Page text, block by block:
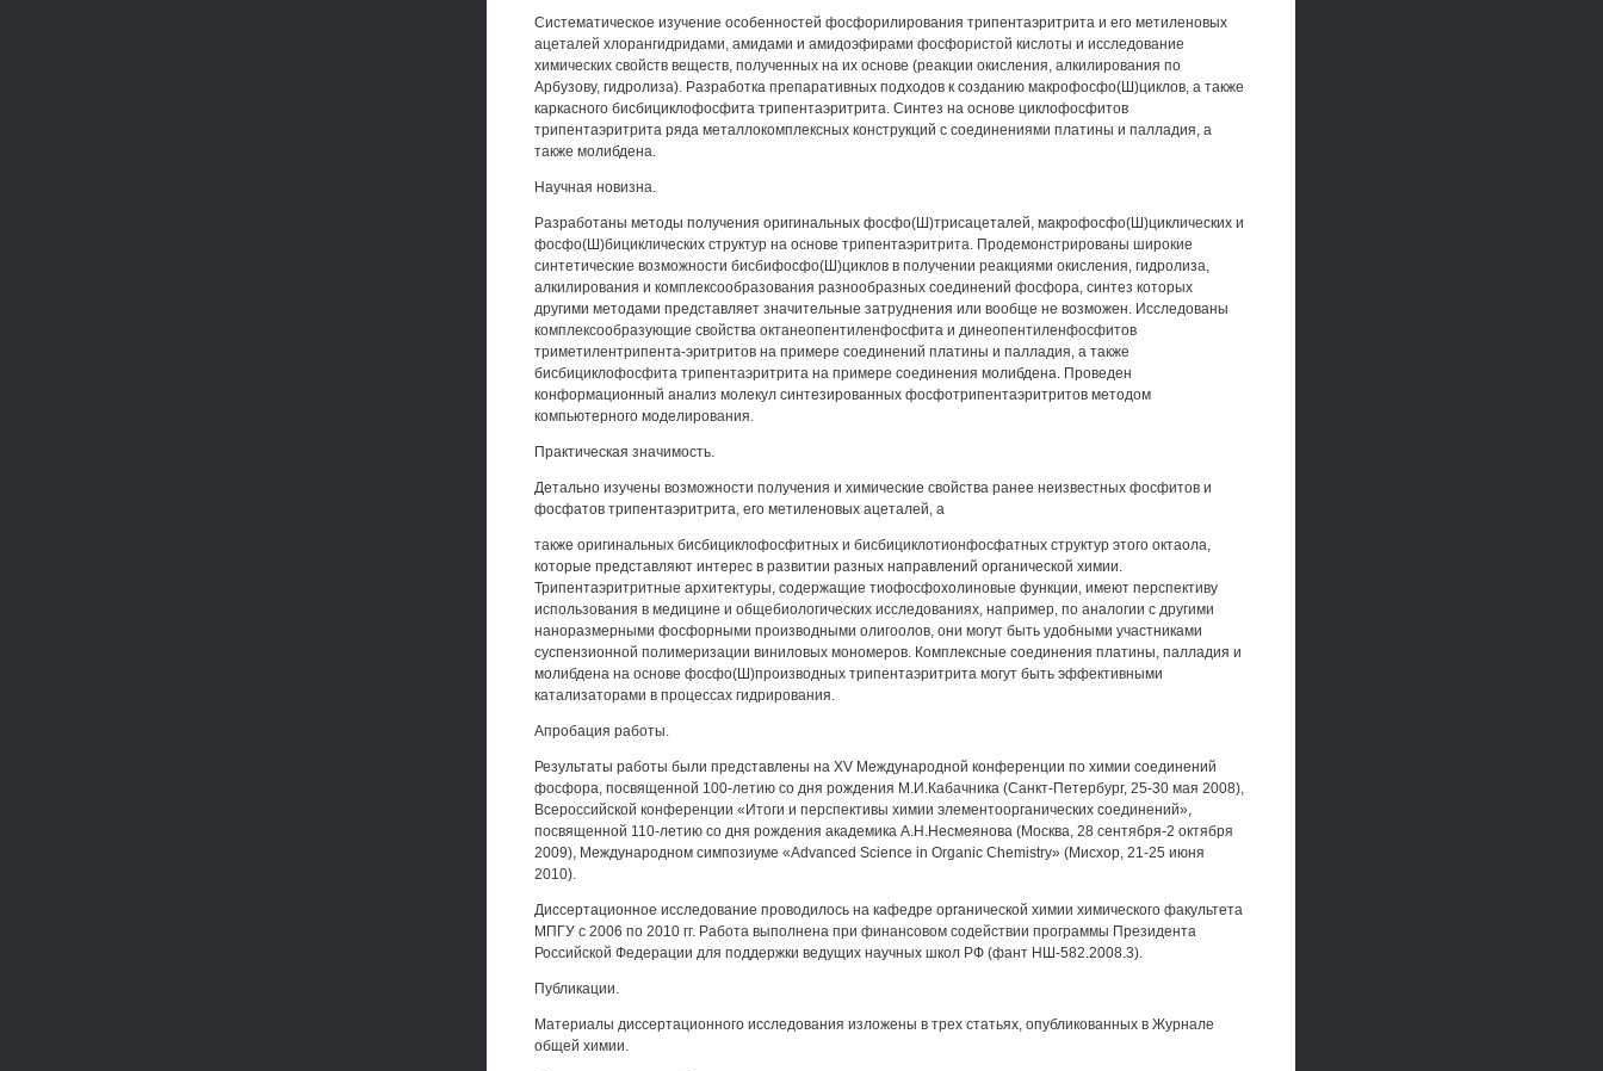
Систематическое изучение особенностей фосфорилирования трипентаэритрита и его метиленовых
ацеталей хлорангидридами, амидами и амидоэфирами фосфористой кислоты и исследование
химических свойств веществ, полученных на их основе (реакции окисления, алкилирования по
Арбузову, гидролиза). Разработка препаративных подходов к созданию макрофосфо(Ш)циклов, а также
каркасного бисбициклофосфита трипентаэритрита. Синтез на основе циклофосфитов
трипентаэритрита ряда металлокомплексных конструкций с соединениями платины и палладия, а
также молибдена.
Научная новизна.
Разработаны методы получения оригинальных фосфо(Ш)трисацеталей, макрофосфо(Ш)циклических и
фосфо(Ш)бициклических структур на основе трипентаэритрита. Продемонстрированы широкие
синтетические возможности бисбифосфо(Ш)циклов в получении реакциями окисления, гидролиза,
алкилирования и комплексообразования разнообразных соединений фосфора, синтез которых
другими методами представляет значительные затруднения или вообще не возможен. Исследованы
комплексообразующие свойства октанеопентиленфосфита и динеопентиленфосфитов
триметилентрипента-эритритов на примере соединений платины и палладия, а также
бисбициклофосфита трипентаэритрита на примере соединения молибдена. Проведен
конформационный анализ молекул синтезированных фосфотрипентаэритритов методом
компьютерного моделирования.
Практическая значимость.
Детально изучены возможности получения и химические свойства ранее неизвестных фосфитов и
фосфатов трипентаэритрита, его метиленовых ацеталей, а
также оригинальных бисбициклофосфитных и бисбициклотионфосфатных структур этого октаола,
которые представляют интерес в развитии разных направлений органической химии.
Трипентаэритритные архитектуры, содержащие тиофосфохолиновые функции, имеют перспективу
использования в медицине и общебиологических исследованиях, например, по аналогии с другими
наноразмерными фосфорными производными олигоолов, они могут быть удобными участниками
суспензионной полимеризации виниловых мономеров. Комплексные соединения платины, палладия и
молибдена на основе фосфо(Ш)производных трипентаэритрита могут быть эффективными
катализаторами в процессах гидрирования.
Апробация работы.
Результаты работы были представлены на XV Международной конференции по химии соединений
фосфора, посвященной 100-летию со дня рождения М.И.Кабачника (Санкт-Петербург, 25-30 мая 2008),
Всероссийской конференции «Итоги и перспективы химии элементоорганических соединений»,
посвященной 110-летию со дня рождения академика А.Н.Несмеянова (Москва, 28 сентября-2 октября
2009), Международном симпозиуме «Advanced Science in Organic Chemistry» (Мисхор, 21-25 июня
2010).
Диссертационное исследование проводилось на кафедре органической химии химического факультета
МПГУ с 2006 по 2010 гг. Работа выполнена при финансовом содействии программы Президента
Российской Федерации для поддержки ведущих научных школ РФ (фант НШ-582.2008.3).
Публикации.
Материалы диссертационного исследования изложены в трех статьях, опубликованных в Журнале
общей химии.